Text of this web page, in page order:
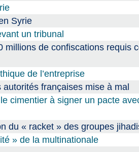
Syrie
un tribunal
millions de confiscations requis
de l’entreprise
françaises mise à mal
cimentier à signer un pacte
du « racket » des groupes
» de la multinationale